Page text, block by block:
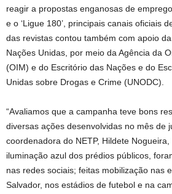
reagir a propostas enganosas de
e o ‘Ligue 180’, principais canais oficiais
das revistas contou também com apoio
Nações Unidas, por meio da Agência da
(OIM) e do Escritório das Nações e do
Unidas sobre Drogas e Crime (UNODC).
“Avaliamos que a campanha teve bons
diversas ações desenvolvidas no mês de
coordenadora do NETP, Hildete
iluminação azul dos prédios públicos,
nas redes sociais; feitas mobilização nas
Salvador, nos estádios de futebol e na